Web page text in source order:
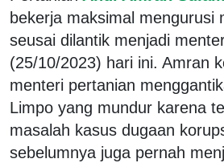
bekerja maksimal mengurusi
seusai dilantik menjadi
(25/10/2023) hari ini. Amran
menteri pertanian
Limpo yang mundur karena
masalah kasus dugaan
sebelumnya juga pernah